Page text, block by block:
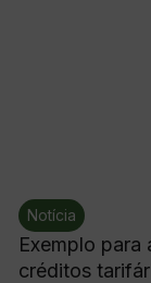
Notícia
Exemplo para
créditos